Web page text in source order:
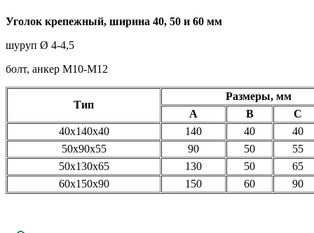
Уголок крепежный, ширина 40, 50 и 60 мм
шуруп Ø 4-4,5
болт, анкер М10-М12
Тип
Размеры, мм
A
B
C
40х140х40
140 40
40
50х90х55
90 50
55
50х130х65
130 50
65
60х150х90
150 60 90